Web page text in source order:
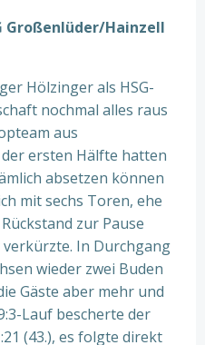
Großenlüder/Hainzell
Hölzinger als HSG-
nochmal alles raus
aus
ersten Hälfte hatten
absetzen können
mit sechs Toren, ehe
zur Pause
In Durchgang
wieder zwei Buden
Gäste aber mehr und
Lauf bescherte der
(43.), es folgte direkt